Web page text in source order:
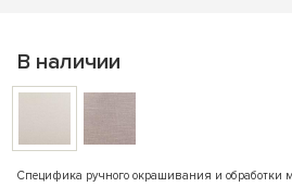
В наличии
Специфика ручного окрашивания и обработки